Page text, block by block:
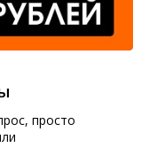
просто